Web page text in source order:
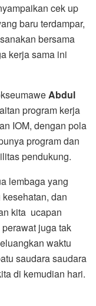
cek up
baru terdampar,
bersama
kerja sama ini
Abdul
program kerja
IOM, dengan pola
program dan
pendukung.
lembaga yang
dan
kita ucapan
juga tak
waktu
saudara saudara
di kemudian hari.